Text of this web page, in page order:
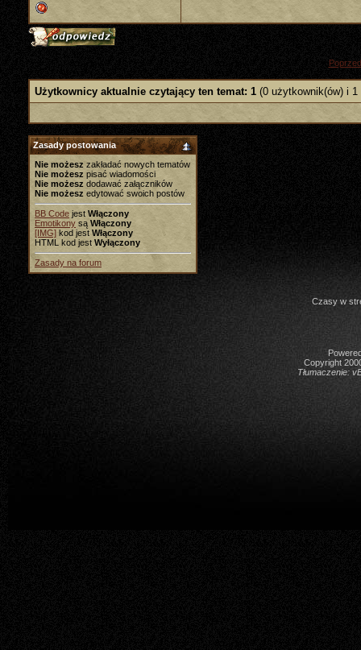
Użytkownicy aktualnie czytający ten temat: 1 (0 użytkownik(ów) i 1
Zasady postowania
Nie możesz zakładać nowych tematów
Nie możesz pisać wiadomości
Nie możesz dodawać załączników
Nie możesz edytować swoich postów
BB Code jest Włączony
Emotikony są Włączony
[IMG] kod jest Włączony
HTML kod jest Wyłączony
Zasady na forum
Czasy w
Copyright
Tłumaczenie: